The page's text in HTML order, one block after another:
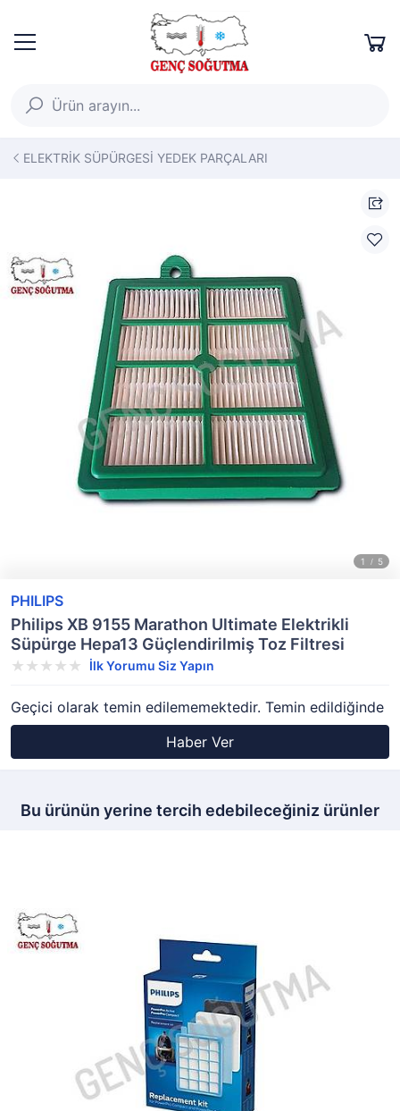
ELEKTRİK SÜPÜRGESİ YEDEK PARÇALARI
PHILIPS
Philips XB 9155 Marathon Ultimate Elektrikli
Süpürge Hepa13 Güçlendirilmiş Toz Filtresi
İlk Yorumu Siz Yapın
Geçici olarak temin edilememektedir. Temin edildiğinde
Haber Ver
Bu ürünün yerine tercih edebileceğiniz ürünler